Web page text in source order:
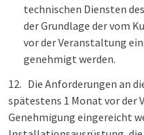
technischen Diensten
der Grundlage der vom
vor der Veranstaltung
genehmigt werden.
12. Die Anforderungen an
spätestens 1 Monat vor
Genehmigung eingereicht